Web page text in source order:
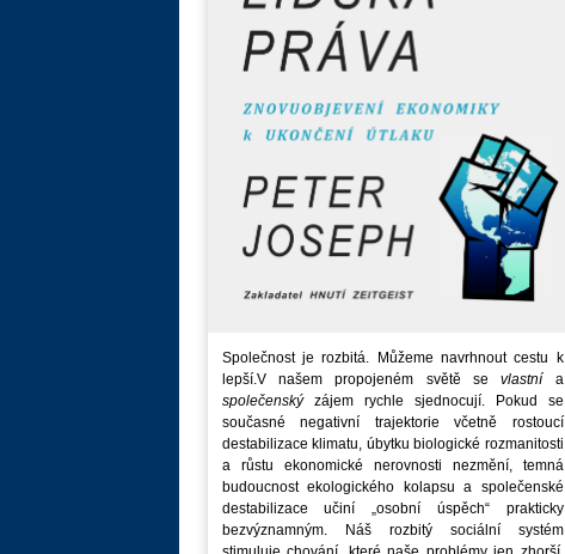
Společnost je rozbitá. Můžeme navrhnout cestu k
lepší.V našem propojeném světě sevlastnía
společenskýzájem rychle sjednocují. Pokud se
současné negativní trajektorie včetně rostoucí
destabilizace klimatu, úbytku biologické rozmanitosti
a růstu ekonomické nerovnosti nezmění, temná
budoucnost ekologického kolapsu a společenské
destabilizace učiní „osobní úspěch“ prakticky
bezvýznamným. Náš rozbitý sociální systém